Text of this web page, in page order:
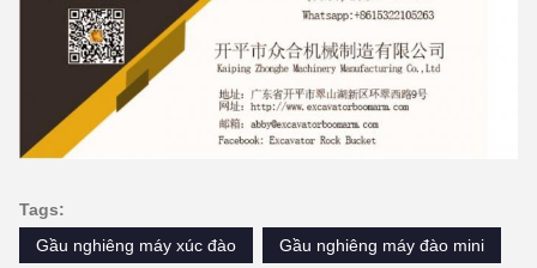
Tags:
Gầu nghiêng máy xúc đào
Gầu nghiêng máy đào mini